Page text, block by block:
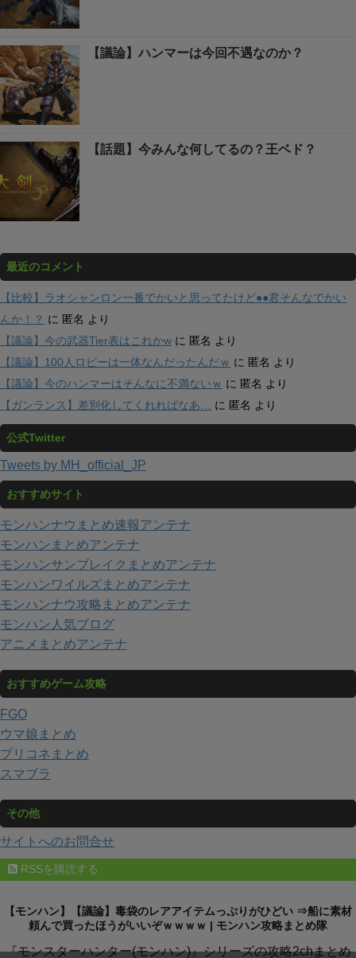
【議論】ハンマーは今回不遇なのか？
【話題】今みんな何してるの？王ベド？
最近のコメント
【比較】ラオシャンロン一番でかいと思ってたけど●●君そんなでかい
んか！？ に 匿名 より
【議論】今の武器Tier表はこれかw に 匿名 より
【議論】100人ロビーは一体なんだったんだｗ に 匿名 より
【議論】今のハンマーはそんなに不満ないｗ に 匿名 より
【ガンランス】差別化してくれればなあ…
に 匿名 より
公式Twitter
Tweets by MH_official_JP
おすすめサイト
モンハンナウまとめ速報アンテナ
モンハンまとめアンテナ
モンハンサンブレイクまとめアンテナ
モンハンワイルズまとめアンテナ
モンハンナウ攻略まとめアンテナ
モンハン人気ブログ
アニメまとめアンテナ
おすすめゲーム攻略
FGO
ウマ娘まとめ
プリコネまとめ
スマブラ
その他
サイトへのお問合せ
RSSを購読する
【モンハン】【議論】毒袋のレアアイテムっぷりがひどい ⇒船に素材
頼んで買ったほうがいいぞｗｗｗｗ | モンハン攻略まとめ隊
『モンスターハンター(モンハン)』シリーズの攻略2chまとめ